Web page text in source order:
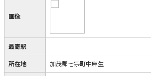
画像
最寄駅
所在地 加茂郡七宗町中麻生